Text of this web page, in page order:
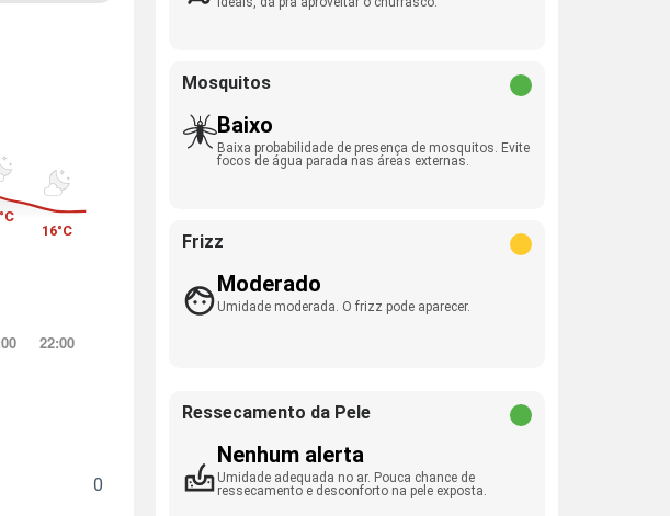
0
Mosquitos
Baixo
Baixa probabilidade de presença de mosquitos. Evite
focos de água parada nas áreas externas.
Frizz
Moderado
Umidade moderada. O frizz pode aparecer.
Ressecamento da Pele
Nenhum alerta
Umidade adequada no ar. Pouca chance de
ressecamento e desconforto na pele exposta.